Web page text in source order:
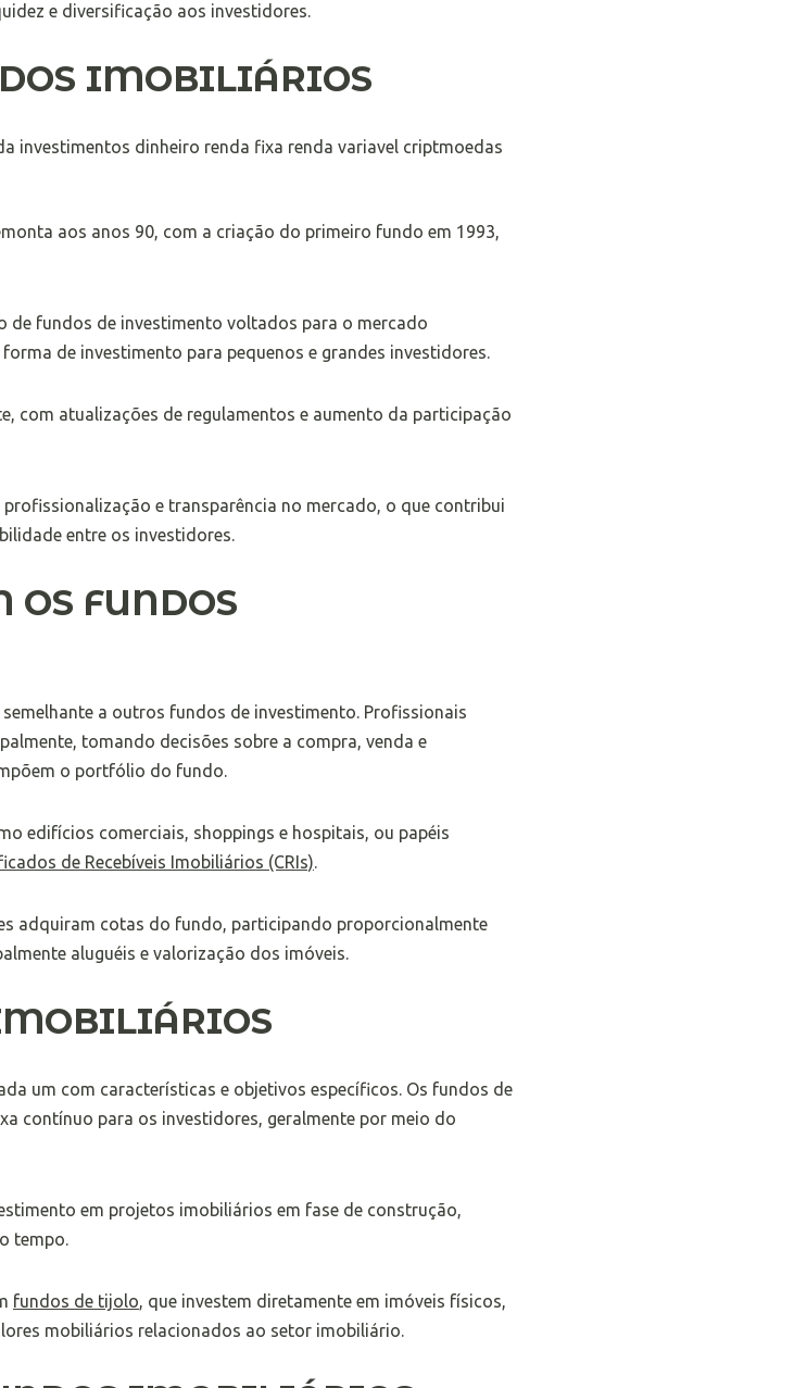
e diversificação aos investidores.
IMOBILIÁRIOS
aos anos 90, com a criação do primeiro fundo em 1993,
de fundos de investimento voltados para o mercado
de investimento para pequenos e grandes investidores.
com atualizações de regulamentos e aumento da participação
e transparência no mercado, o que contribui
entre os investidores.
FUNDOS
a outros fundos de investimento. Profissionais
tomando decisões sobre a compra, venda e
o portfólio do fundo.
edifícios comerciais, shoppings e hospitais, ou papéis
de Recebíveis Imobiliários (CRIs).
adquiram cotas do fundo, participando proporcionalmente
aluguéis e valorização dos imóveis.
um com características e objetivos específicos. Os fundos de
contínuo para os investidores, geralmente por meio do
em projetos imobiliários em fase de construção,
tempo.
fundos de tijolo, que investem diretamente em imóveis físicos,
mobiliários relacionados ao setor imobiliário.